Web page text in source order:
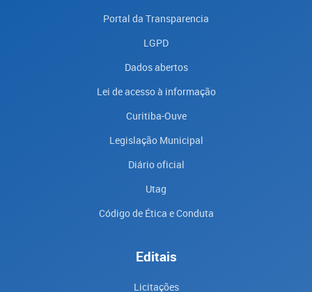
Portal da Transparencia
LGPD
Dados abertos
Lei de acesso à informação
Curitiba-Ouve
Legislação Municipal
Diário oficial
Utag
Código de Ética e Conduta
Editais
Licitações